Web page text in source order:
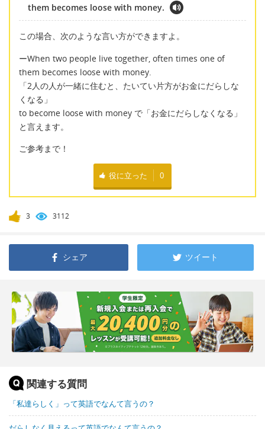
them becomes loose with money.
この場合、次のような言い方ができますよ。
ーWhen two people live together, often times one of
them becomes loose with money.
「2人の人が一緒に住むと、たいてい片方がお金にだらしな
くなる」
to become loose with money で「お金にだらしなくなる」
と言えます。
ご参考まで！
役に立った 0
3 3112
シェア ツイート
関連する質問
「私達らしく」って英語でなんて言うの？